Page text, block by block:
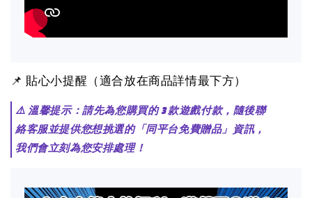
📌 貼心小提醒（適合放在商品詳情最下方）
⚠️ 溫馨提示：請先為您購買的 3 款遊戲付款，隨後聯
絡客服並提供您想挑選的「同平台免費贈品」資訊，
我們會立刻為您安排處理！